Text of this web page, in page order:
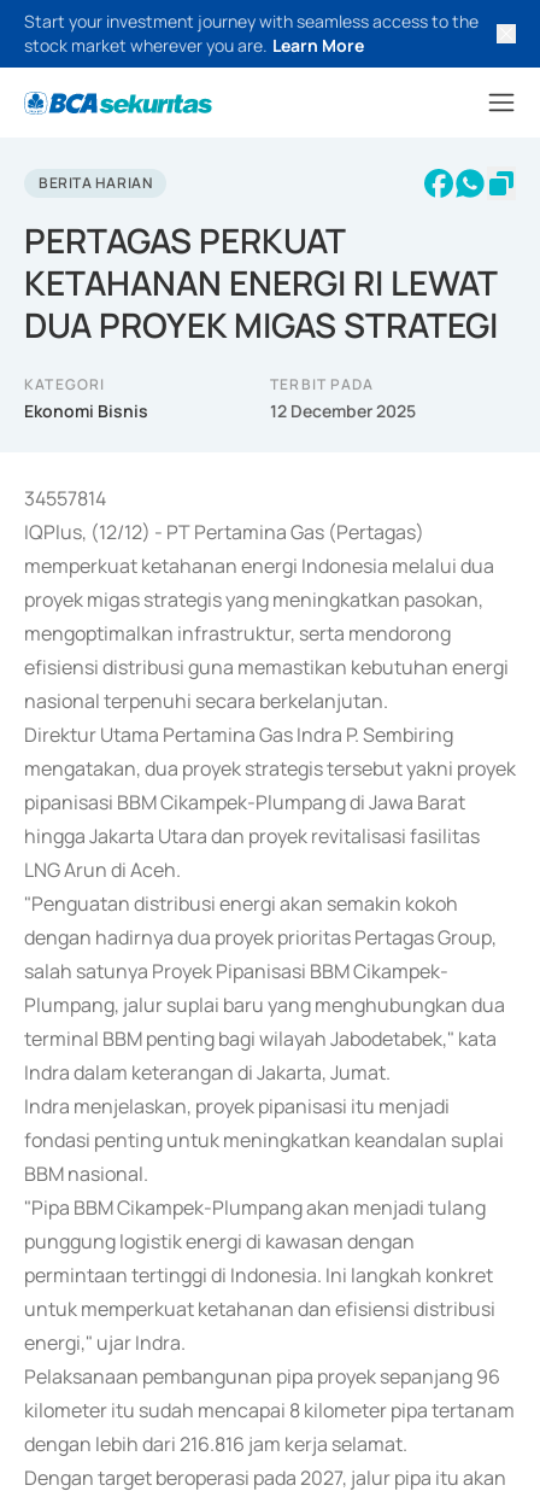
Start your investment journey with seamless access to the
stock market wherever you are. Learn More
BERITA HARIAN
PERTAGAS PERKUAT
KETAHANAN ENERGI RI LEWAT
DUA PROYEK MIGAS STRATEGI
KATEGORI
Ekonomi Bisnis
TERBIT PADA
12 December 2025
34557814
IQPlus, (12/12) - PT Pertamina Gas (Pertagas)
memperkuat ketahanan energi Indonesia melalui dua
proyek migas strategis yang meningkatkan pasokan,
mengoptimalkan infrastruktur, serta mendorong
efisiensi distribusi guna memastikan kebutuhan energi
nasional terpenuhi secara berkelanjutan.
Direktur Utama Pertamina Gas Indra P. Sembiring
mengatakan, dua proyek strategis tersebut yakni proyek
pipanisasi BBM Cikampek-Plumpang di Jawa Barat
hingga Jakarta Utara dan proyek revitalisasi fasilitas
LNG Arun di Aceh.
"Penguatan distribusi energi akan semakin kokoh
dengan hadirnya dua proyek prioritas Pertagas Group,
salah satunya Proyek Pipanisasi BBM Cikampek-
Plumpang, jalur suplai baru yang menghubungkan dua
terminal BBM penting bagi wilayah Jabodetabek," kata
Indra dalam keterangan di Jakarta, Jumat.
Indra menjelaskan, proyek pipanisasi itu menjadi
fondasi penting untuk meningkatkan keandalan suplai
BBM nasional.
"Pipa BBM Cikampek-Plumpang akan menjadi tulang
punggung logistik energi di kawasan dengan
permintaan tertinggi di Indonesia. Ini langkah konkret
untuk memperkuat ketahanan dan efisiensi distribusi
energi," ujar Indra.
Pelaksanaan pembangunan pipa proyek sepanjang 96
kilometer itu sudah mencapai 8 kilometer pipa tertanam
dengan lebih dari 216.816 jam kerja selamat.
Dengan target beroperasi pada 2027, jalur pipa itu akan